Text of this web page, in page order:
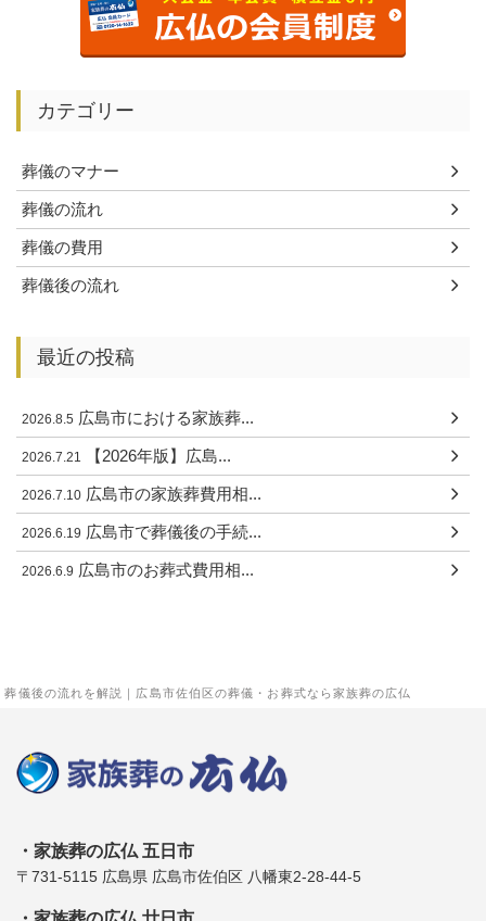
葬儀後の流れを解説｜広島市佐伯区の葬儀・お葬式なら家族葬の広仏
カテゴリー
葬儀のマナー
葬儀の流れ
葬儀の費用
葬儀後の流れ
最近の投稿
2026.8.5 広島市における家族葬...
2026.7.21 【2026年版】広島...
2026.7.10 広島市の家族葬費用相...
2026.6.19 広島市で葬儀後の手続...
2026.6.9 広島市のお葬式費用相...
家族葬の広仏 五日市
〒731-5115 広島県 広島市佐伯区 八幡東2-28-44-5